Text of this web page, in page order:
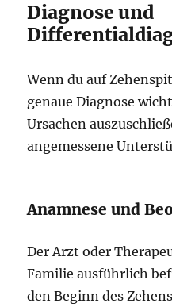
Diagnose und
Wenn du auf
genaue Diagnose
Ursachen
angemessene
Anamnese und
Der Arzt oder
Familie ausführlich
den Beginn des